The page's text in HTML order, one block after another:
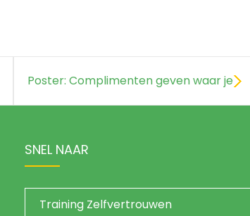
Poster: Complimenten geven waar je
SNEL NAAR
Training Zelfvertrouwen